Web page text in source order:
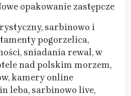
opakowanie zastępcze
sarbinowo i
pogorzelica,
sniadania rewal, w
nad polskim morzem,
kamery online
leba, sarbinowo live,